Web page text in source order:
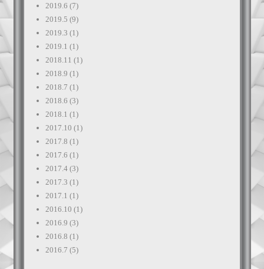
2019.6 (7)
2019.5 (9)
2019.3 (1)
2019.1 (1)
2018.11 (1)
2018.9 (1)
2018.7 (1)
2018.6 (3)
2018.1 (1)
2017.10 (1)
2017.8 (1)
2017.6 (1)
2017.4(3)
2017.3 (1)
2017.1 (1)
2016.10 (1)
2016.9 (3)
2016.8 (1)
2016.7 (5)